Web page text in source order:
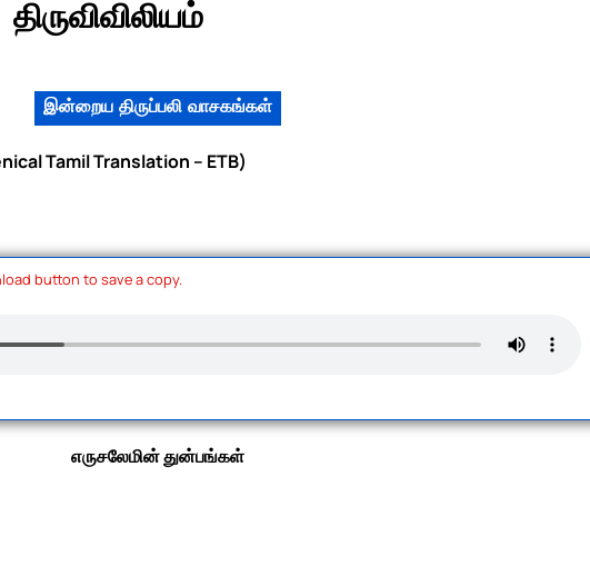
இன்றைய திருப்பலி வாசகங்கள்
Tamil Translation – ETB)
button to save a copy.
எருசலேமின் துன்பங்கள்